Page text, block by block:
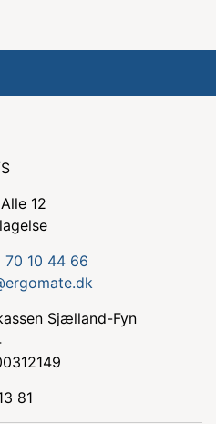
12
70 10 44 66
Sjælland-Fyn
81